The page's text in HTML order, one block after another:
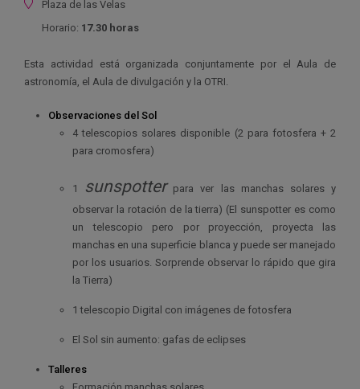
Ubicación
Plaza de las Velas
Horario: 17.30 horas
Esta actividad está organizada conjuntamente por el Aula de
astronomía, el Aula de divulgación y la OTRI.
Observaciones del Sol
4 telescopios solares disponible (2 para fotosfera + 2
para cromosfera)
1 sunspotterpara ver las manchas solares y
observar la rotación de la tierra) (El sunspotter es como
un telescopio pero por proyección, proyecta las
manchas en una superficie blanca y puede ser manejado
por los usuarios. Sorprende observar lo rápido que gira
la Tierra)
1 telescopio Digital con imágenes de fotosfera
El Sol sin aumento: gafas de eclipses
Talleres